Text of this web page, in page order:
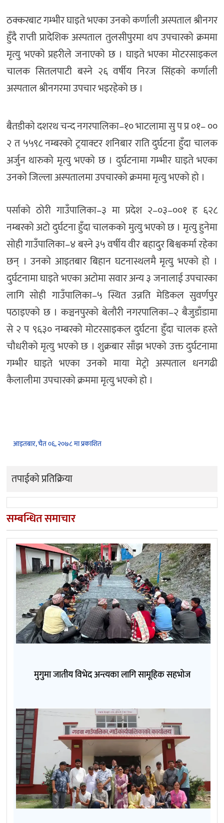
ठक्करबाट गम्भीर घाइते भएका उनको कर्णाली अस्पताल श्रीनगर
हुँदै राप्ती प्रादेशिक अस्पताल तुलसीपुरमा थप उपचारको क्रममा
मृत्यु भएको प्रहरीले जनाएको छ । घाइते भएका मोटरसाइकल
चालक सितलपाटी बस्ने २६ वर्षीय निरज सिंहको कर्णाली
अस्पताल श्रीनगरमा उपचार भइरहेको छ ।
बैतडीको दशरथ चन्द नगरपालिका–१० भाटलामा सु प प्र ०१– ००
२ त ५५९८ नम्बरको ट्रयाक्टर शनिबार राति दुर्घटना हुँदा चालक
अर्जुन थारुको मृत्यु भएको छ । दुर्घटनामा गम्भीर घाइते भएका
उनको जिल्ला अस्पतालमा उपचारको क्रममा मृत्यु भएको हो ।
पर्साको ठोरी गाउँपालिका–३ मा प्रदेश २–०३–००१ ह ६२८
नम्बरको अटो दुर्घटना हुँदा चालकको मुत्यु भएको छ । मृत्यु हुनेमा
सोही गाउँपालिका–४ बस्ने ३५ वर्षीय वीर बहादुर बिश्वकर्मा रहेका
छन् । उनको आइतबार बिहान घटनास्थलमै मृत्यु भएको हो ।
दुर्घटनामा घाइते भएका अटोमा सवार अन्य ३ जनालाई उपचारका
लागि सोही गाउँपालिका–५ स्थित उन्नति मेडिकल सुवर्णपुर
पठाइएको छ । कञ्चनपुरको बेलौरी नगरपालिका–२ बैजुडाँडामा
से २ प ९६३० नम्बरको मोटरसाइकल दुर्घटना हुँदा चालक हस्ते
चौधरीको मृत्यु भएको छ । शुक्रबार साँझ भएको उक्त दुर्घटनामा
गम्भीर घाइते भएका उनको माया मेट्रो अस्पताल धनगढी
कैलालीमा उपचारको क्रममा मृत्यु भएको हो ।
आइतबार, चैत ०६, २०७८ मा प्रकाशित
तपाईको प्रतिक्रिया
सम्बन्धित समाचार
मुगुमा जातीय विभेद अन्त्यका लागि सामूहिक सहभोज